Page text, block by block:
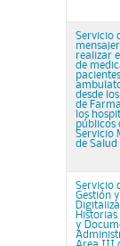
Servicio
realizar
de
pacientes
desde
de
los
públicos
Servicio
de Salud
Servicio
Gestión y
Historias
y